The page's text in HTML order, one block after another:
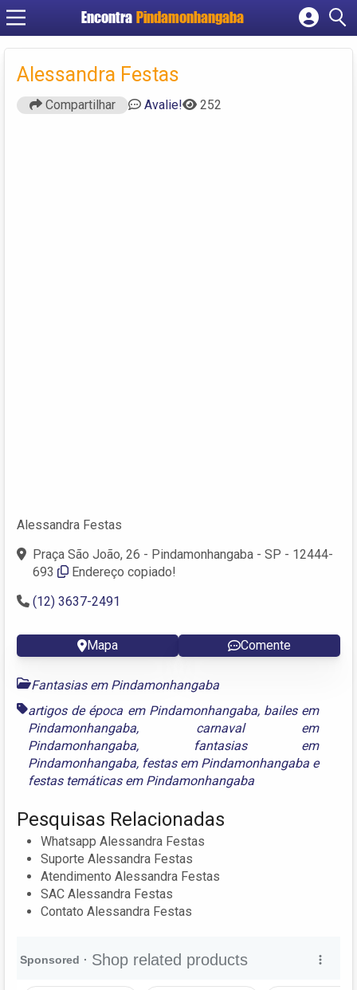
Encontra Pindamonhangaba
Cadastrar empresa
Criar conta
Alessandra Festas
Compartilhar Avalie! 252
Alessandra Festas
Praça São João, 26 - Pindamonhangaba - SP - 12444-
693
Endereço copiado!
(12) 3637-2491
Mapa Comente
Fantasias em Pindamonhangaba
artigos de época em Pindamonhangaba, bailes em
Pindamonhangaba, carnaval em
Pindamonhangaba,
fantasias em
Pindamonhangaba, festas em Pindamonhangaba e
festas temáticas em Pindamonhangaba
Pesquisas Relacionadas
Whatsapp Alessandra Festas
Suporte Alessandra Festas
Atendimento Alessandra Festas
SAC Alessandra Festas
Contato Alessandra Festas